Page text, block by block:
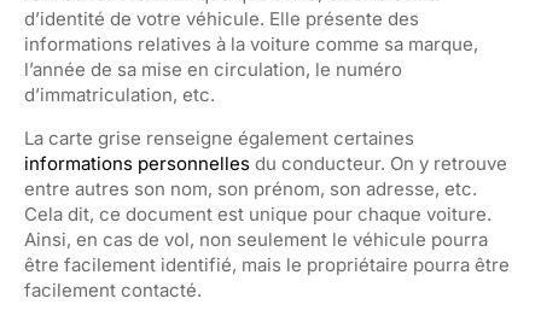
d’identité de votre véhicule. Elle présente des
informations relatives à la voiture comme sa marque,
l’année de sa mise en circulation, le numéro
d’immatriculation, etc.
La carte grise renseigne également certaines
informations personnelles du conducteur. On y retrouve
entre autres son nom, son prénom, son adresse, etc.
Cela dit, ce document est unique pour chaque voiture.
Ainsi, en cas de vol, non seulement le véhicule pourra
être facilement identifié, mais le propriétaire pourra être
facilement contacté.